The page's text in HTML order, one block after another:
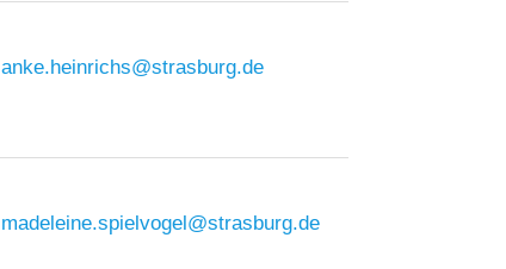
anke.heinrichs@strasburg.de
madeleine.spielvogel@strasburg.de